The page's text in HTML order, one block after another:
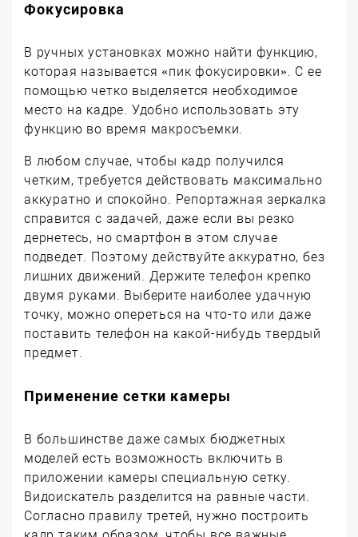
Фокусировка
В ручных установках можно найти функцию,
которая называется «пик фокусировки». С ее
помощью четко выделяется необходимое
место на кадре. Удобно использовать эту
функцию во время макросъемки.
В любом случае, чтобы кадр получился
четким, требуется действовать максимально
аккуратно и спокойно. Репортажная зеркалка
справится с задачей, даже если вы резко
дернетесь, но смартфон в этом случае
подведет. Поэтому действуйте аккуратно, без
лишних движений. Держите телефон крепко
двумя руками. Выберите наиболее удачную
точку, можно опереться на что-то или даже
поставить телефон на какой-нибудь твердый
предмет.
Применение сетки камеры
В большинстве даже самых бюджетных
моделей есть возможность включить в
приложении камеры специальную сетку.
Видоискатель разделится на равные части.
Согласно правилу третей, нужно построить